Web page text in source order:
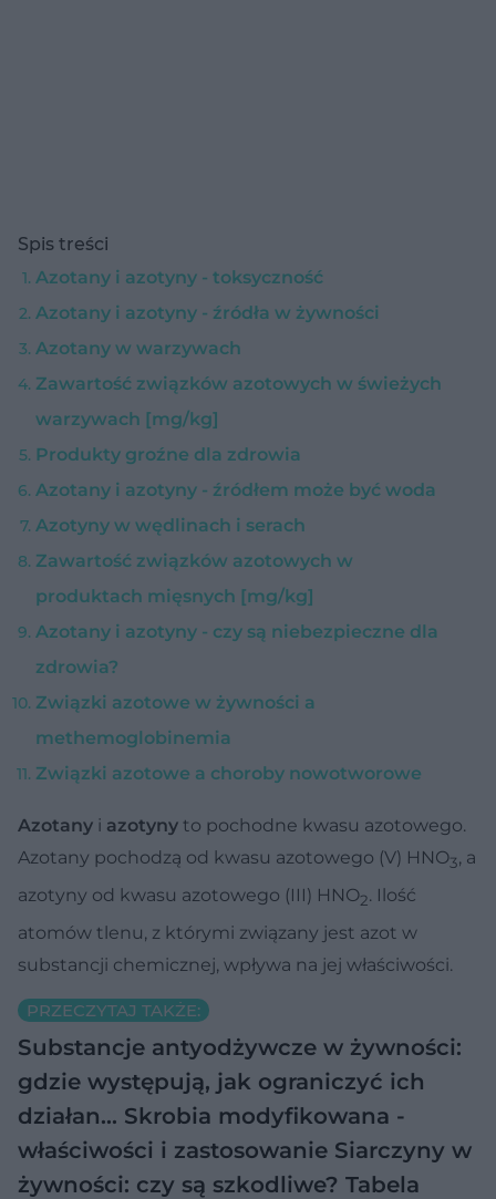
Spis treści
Azotany i azotyny - toksyczność
Azotany i azotyny - źródła w żywności
Azotany w warzywach
Zawartość związków azotowych w świeżych
warzywach [mg/kg]
Produkty groźne dla zdrowia
Azotany i azotyny - źródłem może być woda
Azotyny w wędlinach i serach
Zawartość związków azotowych w
produktach mięsnych [mg/kg]
Azotany i azotyny - czy są niebezpieczne dla
zdrowia?
Związki azotowe w żywności a
methemoglobinemia
Związki azotowe a choroby nowotworowe
Azotany i azotyny to pochodne kwasu azotowego.
Azotany pochodzą od kwasu azotowego (V) HNO3, a
azotyny od kwasu azotowego (III) HNO2. Ilość
atomów tlenu, z którymi związany jest azot w
substancji chemicznej, wpływa na jej właściwości.
PRZECZYTAJ TAKŻE:
Substancje antyodżywcze w żywności:
gdzie występują, jak ograniczyć ich
działan… Skrobia modyfikowana -
właściwości i zastosowanie Siarczyny w
żywności: czy są szkodliwe? Tabela